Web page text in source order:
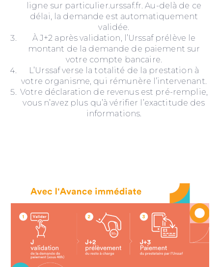
ligne sur particulier.urssaf.fr. Au-delà de ce
délai, la demande est automatiquement
validée.
À J+2 après validation, l’Urssaf prélève le
montant de la demande de paiement sur
votre compte bancaire.
L’Urssaf verse la totalité de la prestation à
votre organisme, qui rémunère l’intervenant.
Votre déclaration de revenus est pré-remplie,
vous n’avez plus qu’à vérifier l’exactitude des
informations.